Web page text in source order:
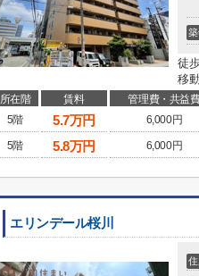
徒
移
所在階 賃料 管理費・共益
5階
5.7万円 6,000円
5階
5.8万円 6,000円
エリンデール桜川